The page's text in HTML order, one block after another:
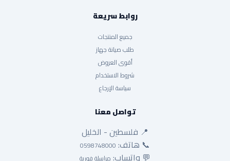
روابط سريعة
جميع المنتجات
طلب صيانة جهاز
أقوى العروض
شروط الاستخدام
سياسة الإرجاع
تواصل معنا
📍 فلسطين - الخليل
📞 هاتف: 0598748000
💬 واتساب: مراسلة فورية